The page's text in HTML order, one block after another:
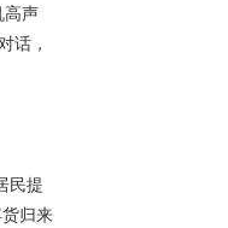
高声
话，
民提
归来